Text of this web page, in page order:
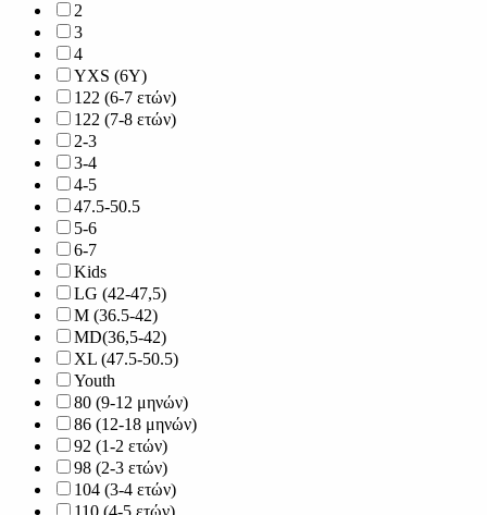
2
3
4
YXS (6Y)
122 (6-7 ετών)
122 (7-8 ετών)
2-3
3-4
4-5
47.5-50.5
5-6
6-7
Kids
LG (42-47,5)
M (36.5-42)
MD(36,5-42)
XL (47.5-50.5)
Youth
80 (9-12 μηνών)
86 (12-18 μηνών)
92 (1-2 ετών)
98 (2-3 ετών)
104 (3-4 ετών)
110 (4-5 ετών)